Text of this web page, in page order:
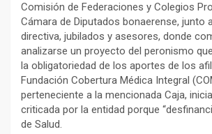
Comisión de Federaciones y Colegios
Cámara de Diputados bonaerense, junto
directiva, jubilados y asesores, donde
analizarse un proyecto del peronismo
la obligatoriedad de los aportes de los
Fundación Cobertura Médica Integral
perteneciente a la mencionada Caja,
criticada por la entidad porque
de Salud.